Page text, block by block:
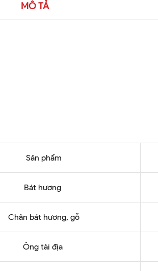
MÔ TẢ
Sản phẩm
Bát hương
Chân bát hương, gỗ
Ông tài địa